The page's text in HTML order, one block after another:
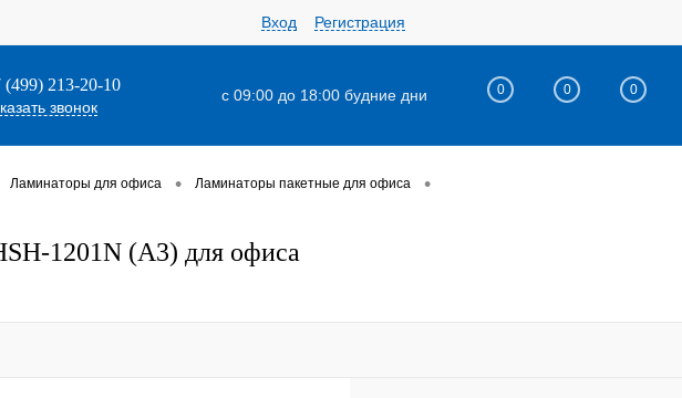
Вход Регистрация
(499) 213-20-10
звонок
с 09:00 до 18:00 будние дни 0 0 0
Ламинаторы для офиса • Ламинаторы пакетные для офиса •
1201N (А3) для офиса